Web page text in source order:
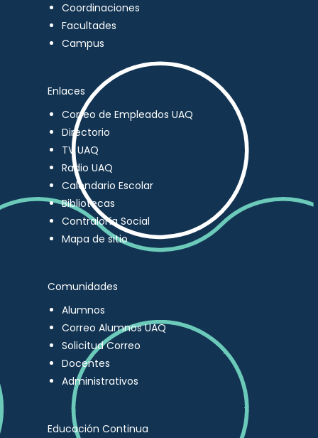
Coordinaciones
Facultades
Campus
Enlaces
Correo de Empleados UAQ
Directorio
TV UAQ
Radio UAQ
Calendario Escolar
Bibliotecas
Contraloría Social
Mapa de sitio
Comunidades
Alumnos
Correo Alumnos UAQ
Solicitud Correo
Docentes
Administrativos
Educación Continua